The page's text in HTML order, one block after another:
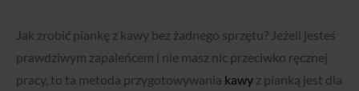
Jak zrobić piankę z kawy bez żadnego sprzętu? Jeżeli jesteś
prawdziwym zapaleńcem i nie masz nic przeciwko ręcznej
pracy, to ta metoda przygotowywania kawy z pianką jest dla